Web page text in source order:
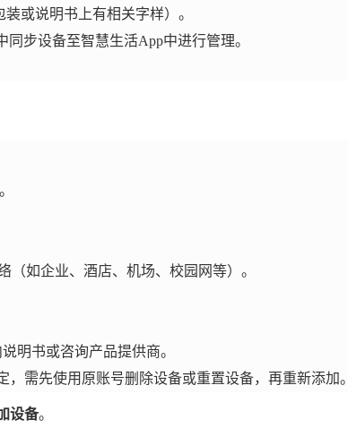
或说明书上有相关字样）。
同步设备至智慧生活App中进行管理。
如企业、酒店、机场、校园网等）。
明书或咨询产品提供商。
需先使用原账号删除设备或重置设备，再重新添加。
设备。